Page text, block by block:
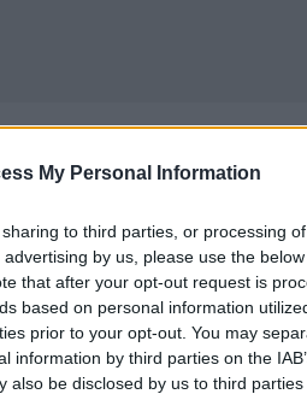
My Personal Information
to third parties, or processing
by us, please use the
that after your opt-out request is
based on personal information
prior to your opt-out. You may
information by third parties on the
also be disclosed by us to third